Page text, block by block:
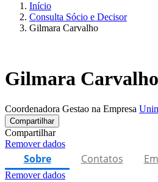
Início
Consulta Sócio e Decisor
Gilmara Carvalho
Gilmara Carvalho
Coordenadora Gestao na Empresa
Compartilhar
Compartilhar
Remover dados
Sobre Contatos
Remover dados